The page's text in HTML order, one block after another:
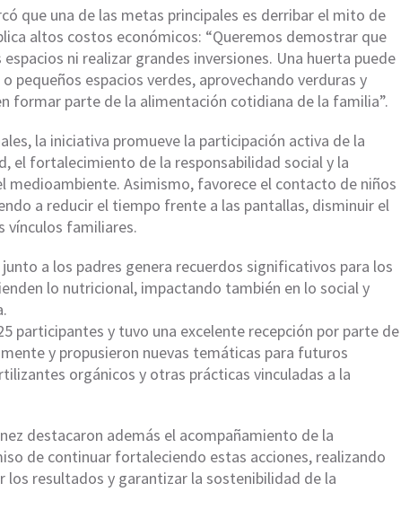
que una de las metas principales es derribar el mito de
altos costos económicos: “Queremos demostrar que
ni realizar grandes inversiones. Una huerta puede
pequeños espacios verdes, aprovechando verduras y
formar parte de la alimentación cotidiana de la familia”.
la iniciativa promueve la participación activa de la
el fortalecimiento de la responsabilidad social y la
medioambiente. Asimismo, favorece el contacto de niños
a reducir el tiempo frente a las pantallas, disminuir el
vínculos familiares.
a los padres genera recuerdos significativos para los
lo nutricional, impactando también en lo social y
participantes y tuvo una excelente recepción por parte de
y propusieron nuevas temáticas para futuros
orgánicos y otras prácticas vinculadas a la
destacaron además el acompañamiento de la
de continuar fortaleciendo estas acciones, realizando
los resultados y garantizar la sostenibilidad de la